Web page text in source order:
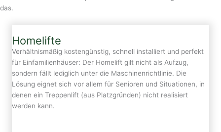
das.
Homelifte
Verhältnismäßig kostengünstig, schnell installiert und perfekt
für Einfamilienhäuser: Der Homelift gilt nicht als Aufzug,
sondern fällt lediglich unter die Maschinenrichtlinie. Die
Lösung eignet sich vor allem für Senioren und Situationen, in
denen ein Treppenlift (aus Platzgründen) nicht realisiert
werden kann.